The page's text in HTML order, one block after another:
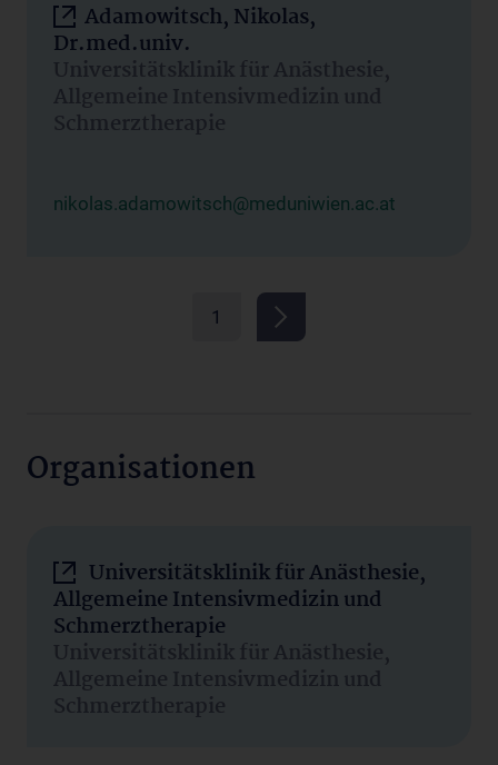
Adamowitsch, Nikolas,
Dr.med.univ.
Universitätsklinik für Anästhesie,
Allgemeine Intensivmedizin und
Schmerztherapie
nikolas.adamowitsch@meduniwien.ac.at
1
Organisationen
Universitätsklinik für Anästhesie,
Allgemeine Intensivmedizin und
Schmerztherapie
Universitätsklinik für Anästhesie,
Allgemeine Intensivmedizin und
Schmerztherapie